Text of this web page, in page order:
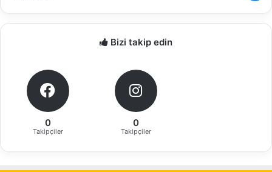
Bizi takip edin
0
Takipçiler
0
Takipçiler